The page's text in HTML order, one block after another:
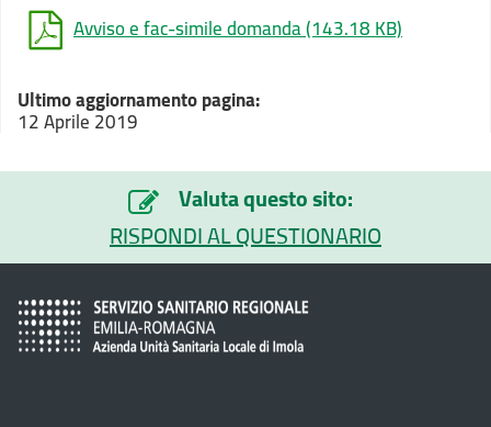
Avviso e fac-simile domanda(143.18 KB)
Ultimo aggiornamento pagina:
12 Aprile 2019
Valuta questo sito:
RISPONDI AL QUESTIONARIO